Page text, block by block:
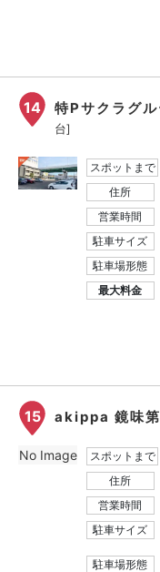
14 特Pサクラグ
台]
スポットまで
住所
営業時間
駐車サイズ
駐車場形態
最大料金
15 akippa 鏡味
スポットまで
住所
営業時間
駐車サイズ
駐車場形態
No Image